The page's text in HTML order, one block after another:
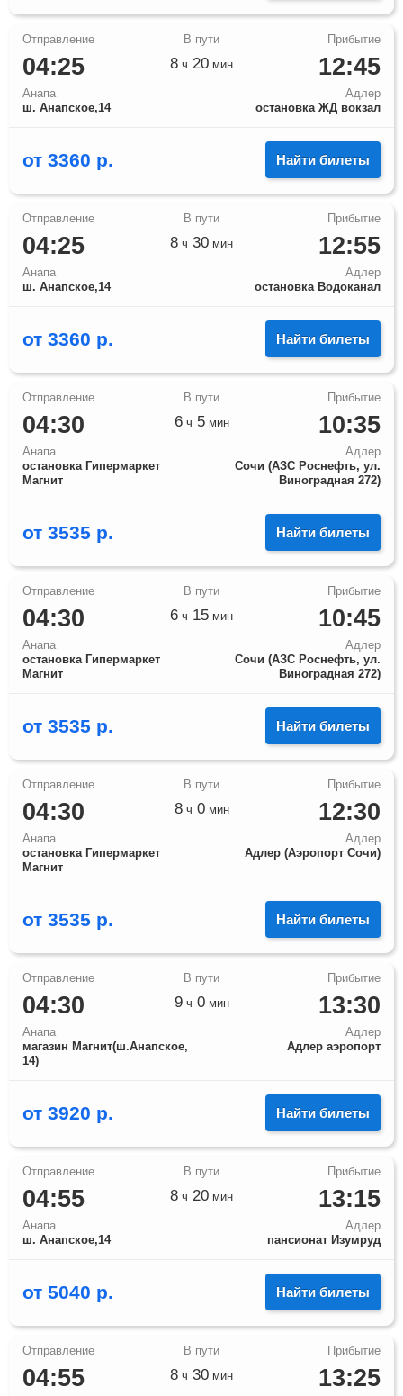
04:25
Анапа
ш. Анапское,14
12:45
Адлер
остановка ЖД вокзал
8 ч 20 мин
от 3360 р. Найти билеты
04:25
Анапа
ш. Анапское,14
12:55
Адлер
остановка Водоканал
8 ч 30 мин
от 3360 р. Найти билеты
04:30
Анапа
остановка Гипермаркет
Магнит
10:35
Адлер
Сочи (АЗС Роснефть, ул.
Виноградная 272)
6ч 5мин
от 3535 р. Найти билеты
04:30
Анапа
остановка Гипермаркет
Магнит
10:45
Адлер
Сочи (АЗС Роснефть, ул.
Виноградная 272)
6 ч 15 мин
от 3535 р. Найти билеты
04:30
Анапа
остановка Гипермаркет
Магнит
12:30
Адлер
Адлер (Аэропорт Сочи)
8ч 0мин
от 3535 р. Найти билеты
04:30
Анапа
магазин Магнит(ш.Анапское,
14)
13:30
Адлер
Адлер аэропорт
9ч 0мин
от 3920 р. Найти билеты
04:55
Анапа
ш. Анапское,14
13:15
Адлер
пансионат Изумруд
8 ч 20 мин
от 5040 р. Найти билеты
04:55 13:25
8 ч 30 мин